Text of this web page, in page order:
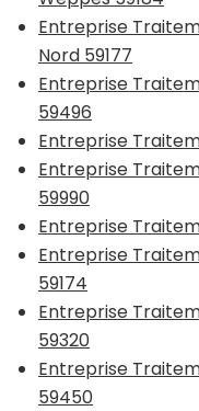
Entreprise
Nord 59177
Entreprise
59496
Entreprise
Entreprise
59990
Entreprise
Entreprise
59174
Entreprise
59320
Entreprise
59450